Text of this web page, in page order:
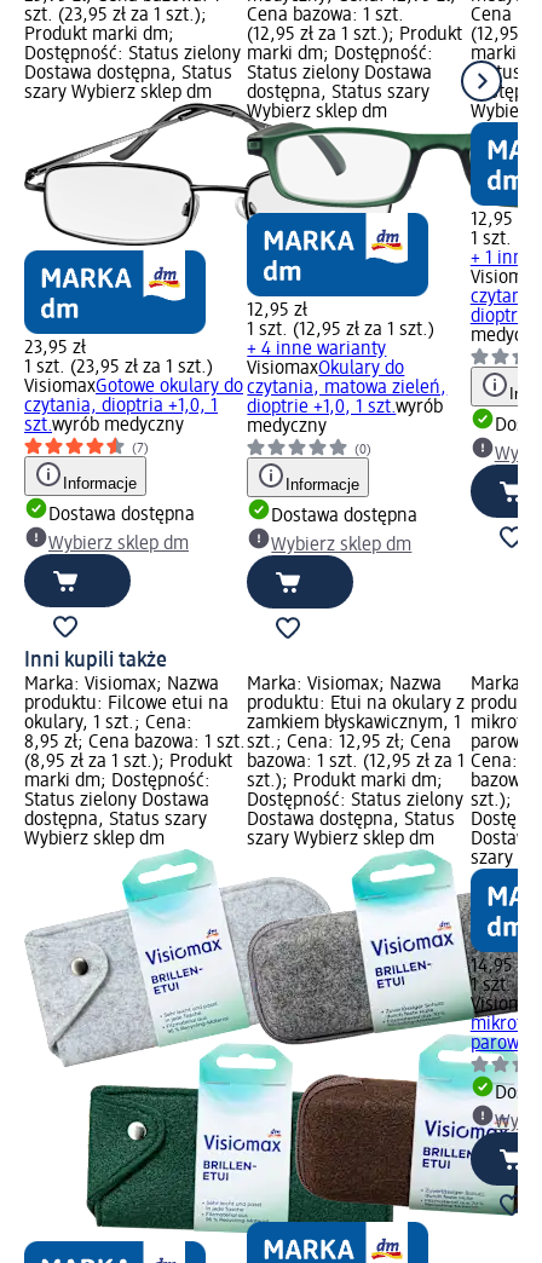
szt. (23,95 zł za 1 szt.);
Produkt marki dm;
Dostępność: Status zielony
Dostawa dostępna, Status
szary Wybierz sklep dm
23,95 zł
1 szt. (23,95 zł za 1 szt.)
VisiomaxGotowe okulary do
czytania, dioptria +1,0, 1
szt.wyrób medyczny
(7)
Informacje
Dostawa dostępna
Wybierz sklep dm
Cena bazowa: 1 szt.
(12,95 zł za 1 szt.); Produkt
marki dm; Dostępność:
Status zielony Dostawa
dostępna, Status szary
Wybierz sklep dm
12,95 zł
1 szt. (12,95 zł za 1 szt.)
+ 4 inne warianty
VisiomaxOkulary do
czytania, matowa zieleń,
dioptrie +1,0, 1 szt.wyrób
medyczny
(0)
Informacje
Dostawa dostępna
Wybierz sklep dm
Cena
(12,95
marki
Status
Wybierz
12,95 zł
1 szt.
+ 1 inny
Visiomax
czytania
dioptria
Inni kupili także
Marka: Visiomax; Nazwa
produktu: Filcowe etui na
okulary, 1 szt.; Cena:
8,95 zł; Cena bazowa: 1 szt.
(8,95 zł za 1 szt.); Produkt
marki dm; Dostępność:
Status zielony Dostawa
dostępna, Status szary
Wybierz sklep dm
Marka: Visiomax; Nazwa
produktu: Etui na okulary z
zamkiem błyskawicznym, 1
szt.; Cena: 12,95 zł; Cena
bazowa: 1 szt. (12,95 zł za 1
szt.); Produkt marki dm;
Dostępność: Status zielony
Dostawa dostępna, Status
szary Wybierz sklep dm
Marka:
Cena:
bazowa:
szt.);
szary
14,95 zł
1 szt.
Visiomax